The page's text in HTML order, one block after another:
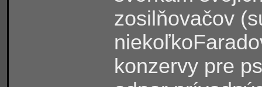
zosilňovačov
konzervy pre